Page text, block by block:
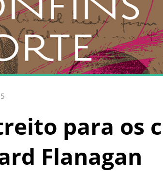
para os
Flanagan